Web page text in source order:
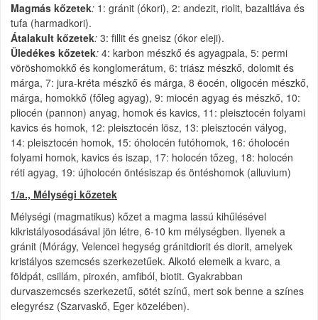
Magmás kőzetek: 1: gránit (ókori), 2: andezit, riolit, bazaltláva és
tufa (harmadkori).
Átalakult kőzetek: 3: fillit és gneisz (ókor eleji).
Üledékes kőzetek: 4: karbon mészkő és agyagpala, 5: permi
vöröshomokkő és konglomerátum, 6: triász mészkő, dolomit és
márga, 7: jura-kréta mészkő és márga, 8 ëocén, oligocén mészkő,
márga, homokkő (főleg agyag), 9: miocén agyag és mészkő, 10:
pliocén (pannon) anyag, homok és kavics, 11: pleisztocén folyami
kavics és homok, 12: pleisztocén lösz, 13: pleisztocén vályog,
14: pleisztocén homok, 15: óholocén futóhomok, 16: óholocén
folyami homok, kavics és iszap, 17: holocén tőzeg, 18: holocén
réti agyag, 19: újholocén öntésiszap és öntéshomok (alluvium)
1/a., Mélységi kőzetek
Mélységi (magmatikus) kőzet a magma lassú kihűlésével
kikristályosodásával jön létre, 6-10 km mélységben. Ilyenek a
gránit (Mórágy, Velencei hegység gránitdiorit és diorit, amelyek
kristályos szemcsés szerkezetűek. Alkotó elemeik a kvarc, a
földpát, csillám, piroxén, amfiból, biotit. Gyakrabban
durvaszemcsés szerkezetű, sötét színű, mert sok benne a színes
elegyrész (Szarvaskő, Eger közelében).